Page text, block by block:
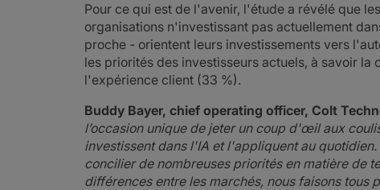
Pour ce qui est de l'avenir, l'étude a révélé que
organisations n'investissant pas actuellement
proche - orientent leurs investissements vers
les priorités des investisseurs actuels, à savoir
l'expérience client (33 %).
Buddy Bayer, chief operating officer, Colt
l’occasion unique de jeter un coup d'œil aux
investissent dans l'IA et l'appliquent au
concilier de nombreuses priorités en matière de
différences entre les marchés, nous faisons tous